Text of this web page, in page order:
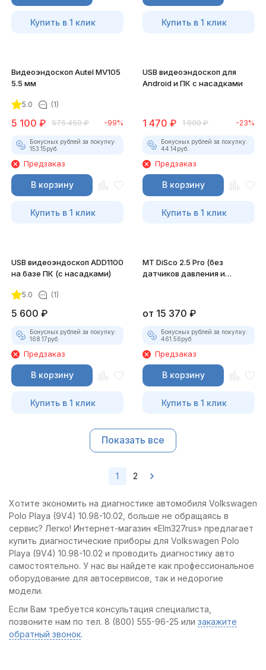
Купить в 1 клик Купить в 1 клик
Видеоэндоскоп Autel MV105
5.5 мм
5.0 (1)
5 100 ₽ 575 450 ₽ -99%
Бонусных рублей за покупку:
153.15руб.
Предзаказ
В корзину
Купить в 1 клик
USB видеоэндоскоп для
Android и ПК с насадками
1 470 ₽ 1 900 ₽ -23%
Бонусных рублей за покупку:
44.14руб.
Предзаказ
В корзину
Купить в 1 клик
USB видеоэндоскоп ADD1100
на базе ПК (с насадками)
5.0 (1)
5 600 ₽
Бонусных рублей за покупку:
168.17руб.
Предзаказ
В корзину
Купить в 1 клик
MT DiSco 2.5 Pro (без
датчиков давления и
от 15 370 ₽
Бонусных рублей за покупку:
461.56руб.
Предзаказ
В корзину
Купить в 1 клик
Показать все
1 2
Хотите экономить на диагностике автомобиля Volkswagen
Polo Playa (9V4) 10.98-10.02, больше не обращаясь в
сервис? Легко! Интернет-магазин «Elm327rus» предлагает
купить диагностические приборы для Volkswagen Polo
Playa (9V4) 10.98-10.02 и проводить диагностику авто
самостоятельно. У нас вы найдете как профессиональное
оборудование для автосервисов, так и недорогие
модели.
Если Вам требуется консультация специалиста,
позвоните нам по тел. 8 (800) 555-96-25 или закажите
обратный звонок.